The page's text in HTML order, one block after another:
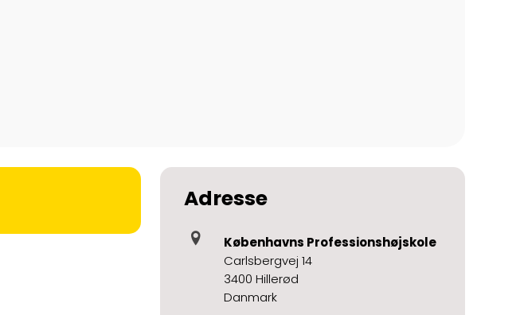
Adresse
Københavns Professionshøjskole
Carlsbergvej 14
3400 Hillerød
Danmark